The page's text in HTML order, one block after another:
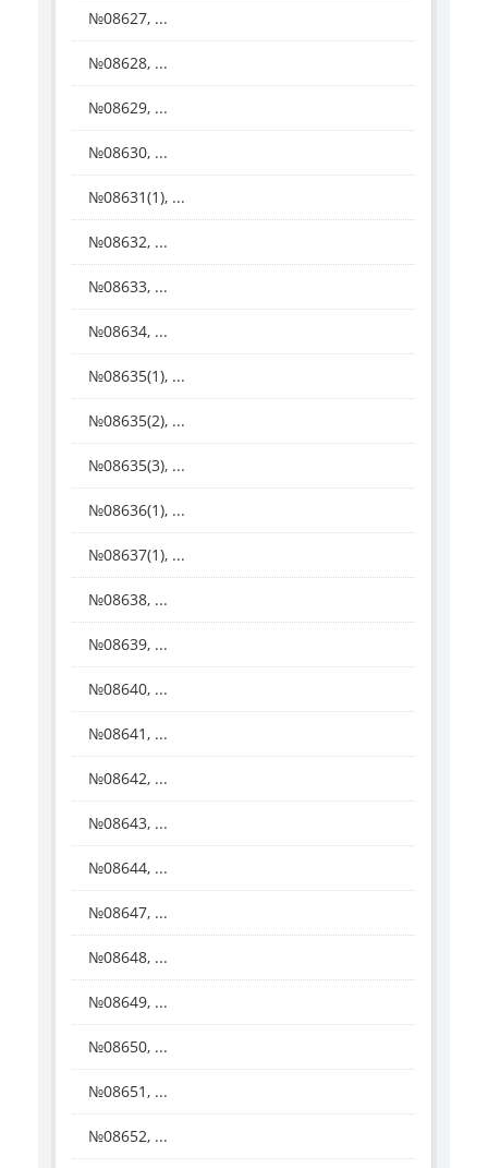
№08627, ...
№08628, ...
№08629, ...
№08630, ...
№08631(1), ...
№08632, ...
№08633, ...
№08634, ...
№08635(1), ...
№08635(2), ...
№08635(3), ...
№08636(1), ...
№08637(1), ...
№08638, ...
№08639, ...
№08640, ...
№08641, ...
№08642, ...
№08643, ...
№08644, ...
№08647, ...
№08648, ...
№08649, ...
№08650, ...
№08651, ...
№08652, ...